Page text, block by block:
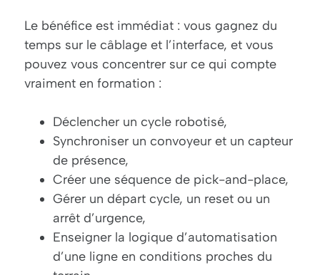
Le bénéfice est immédiat : vous gagnez du
temps sur le câblage et l’interface, et vous
pouvez vous concentrer sur ce qui compte
vraiment en formation :
Déclencher un cycle robotisé,
Synchroniser un convoyeur et un capteur
de présence,
Créer une séquence de pick-and-place,
Gérer un départ cycle, un reset ou un
arrêt d’urgence,
Enseigner la logique d’automatisation
d’une ligne en conditions proches du